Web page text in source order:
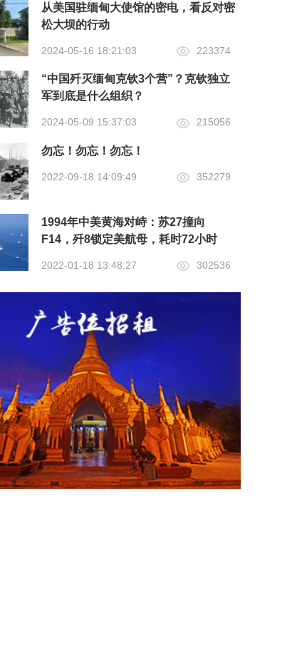
从美国驻缅甸大使馆的密电，看反对密
松大坝的行动
2024-05-16 18:21:03 223374
“中国歼灭缅甸克钦3个营”？克钦独立
军到底是什么组织？
2024-05-09 15:37:03 215056
勿忘！勿忘！勿忘！
2022-09-18 14:09:49 352279
1994年中美黄海对峙：苏27撞向
F14，歼8锁定美航母，耗时72小时
2022-01-18 13:48:27 302536